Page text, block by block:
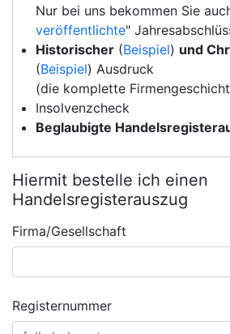
Nur bei uns bekommen Sie
veröffentlichte"
Historischer (Beispiel) und
(Beispiel) Ausdruck
(die komplette
Insolvenzcheck
Beglaubigte
Hiermit bestelle ich einen
Handelsregisterauszug
Firma/Gesellschaft
Registernummer